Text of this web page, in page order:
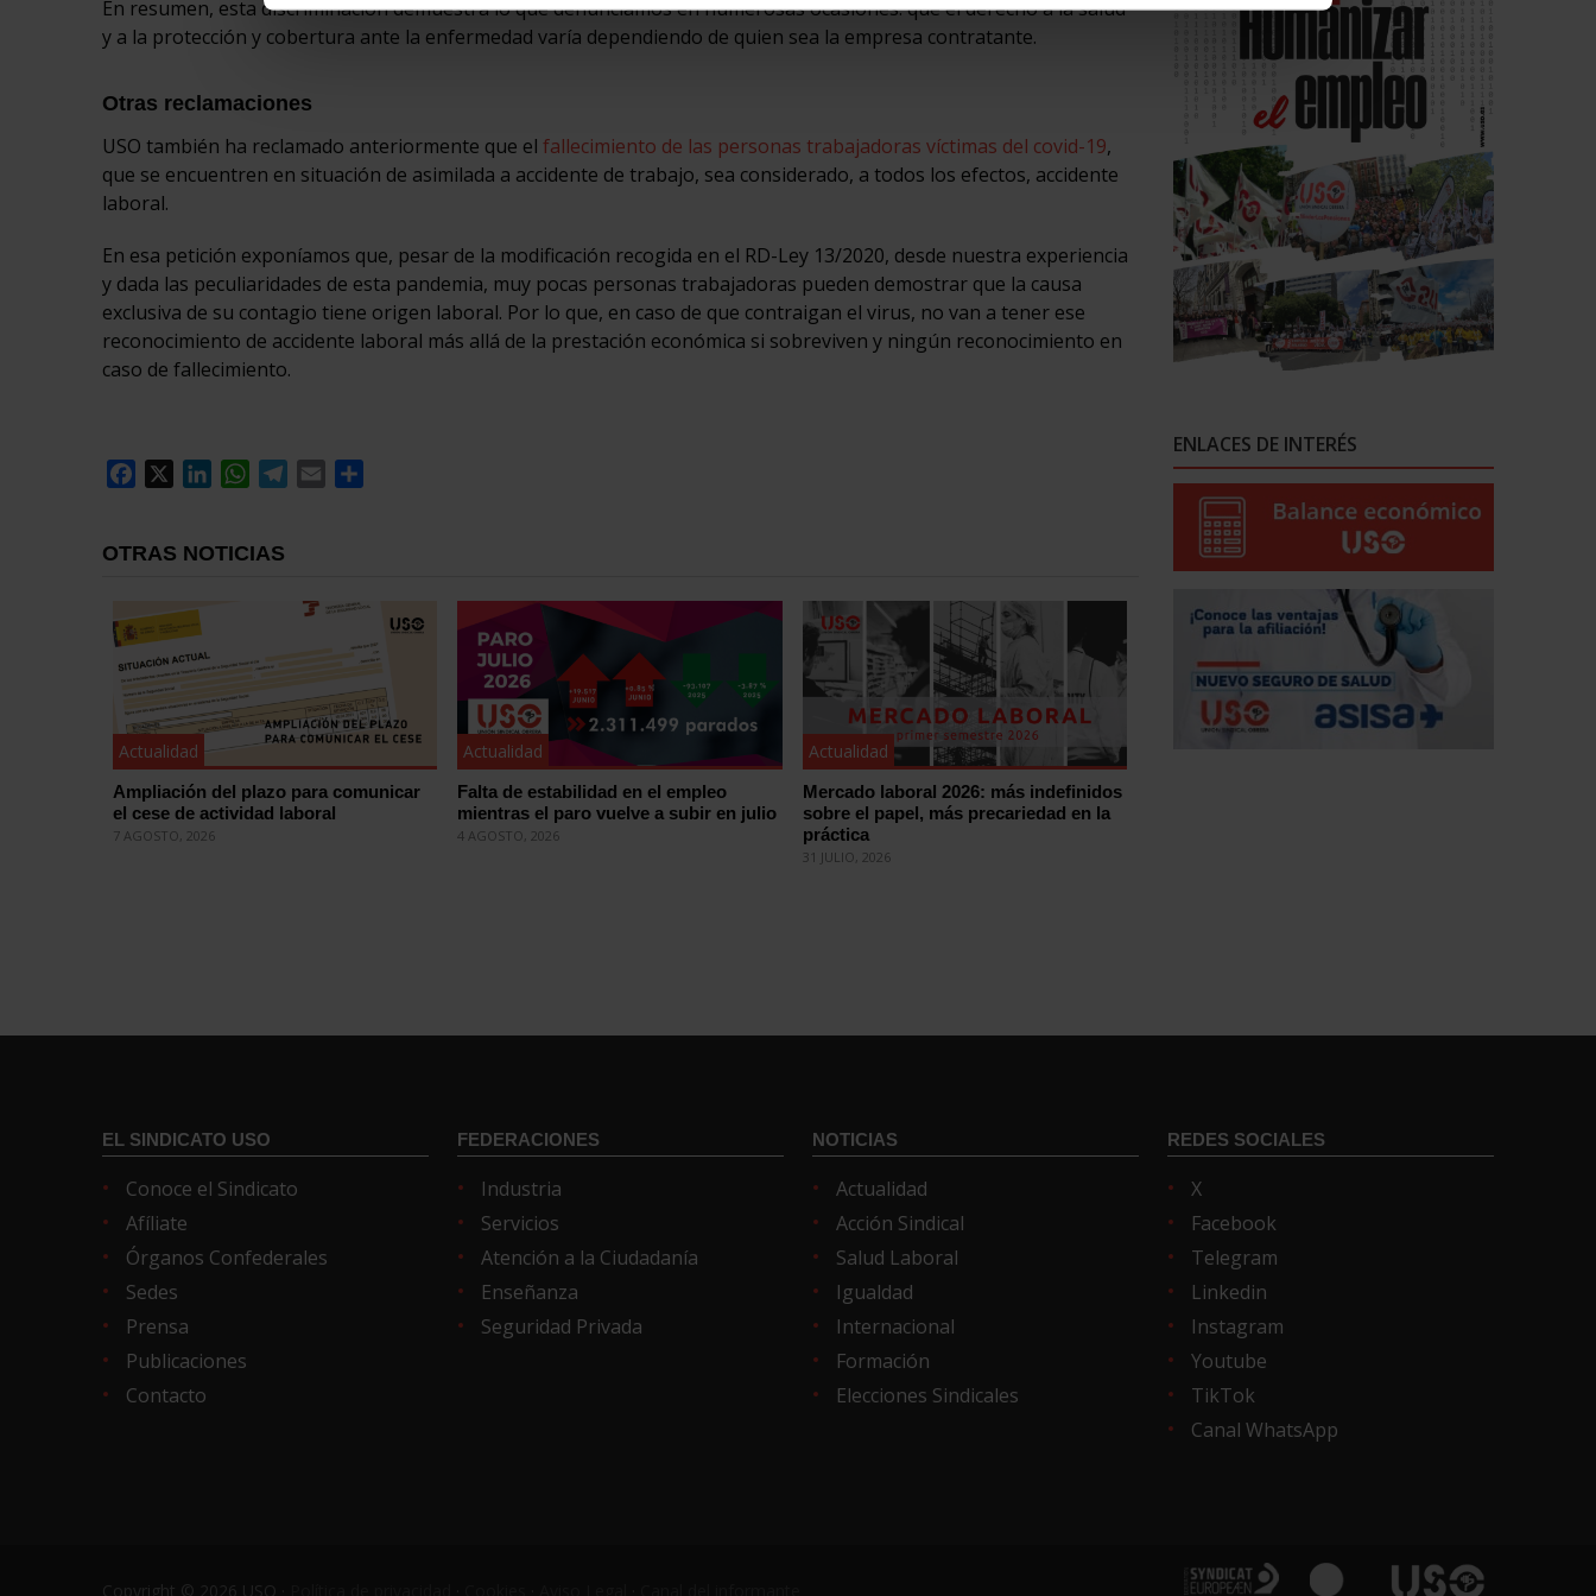
En resumen, esta discriminación demuestra lo que denunciamos en numerosas ocasiones: que el derecho a la salud
y a la protección y cobertura ante la enfermedad varía dependiendo de quien sea la empresa contratante.
Otras reclamaciones
USO también ha reclamado anteriormente que el fallecimiento de las personas trabajadoras víctimas del covid-19,
que se encuentren en situación de asimilada a accidente de trabajo, sea considerado, a todos los efectos, accidente
laboral.
En esa petición exponíamos que, pesar de la modificación recogida en el RD-Ley 13/2020, desde nuestra experiencia
y dada las peculiaridades de esta pandemia, muy pocas personas trabajadoras pueden demostrar que la causa
exclusiva de su contagio tiene origen laboral. Por lo que, en caso de que contraigan el virus, no van a tener ese
reconocimiento de accidente laboral más allá de la prestación económica si sobreviven y ningún reconocimiento en
caso de fallecimiento.
Facebook LinkedInWhatsApp
Telegram
Email
OTRAS NOTICIAS
Actualidad
Ampliación del plazo para comunicar
el cese de actividad laboral
7 AGOSTO, 2026
Actualidad
Falta de estabilidad en el empleo
mientras el paro vuelve a subir en julio
4 AGOSTO, 2026
Actualidad
Mercado laboral 2026: más indefinidos
sobre el papel, más precariedad en la
práctica
31 JULIO, 2026
ENLACES DE INTERÉS
EL SINDICATO USO
Conoce el Sindicato
Afíliate
Órganos Confederales
Sedes
Prensa
Publicaciones
Contacto
FEDERACIONES
Industria
Servicios
Atención a la Ciudadanía
Enseñanza
Seguridad Privada
NOTICIAS
Actualidad
Acción Sindical
Salud Laboral
Igualdad
Internacional
Formación
Elecciones Sindicales
REDES SOCIALES
X
Facebook
Telegram
Linkedin
Instagram
Youtube
TikTok
Canal WhatsApp
Copyright © 2026 USO ·